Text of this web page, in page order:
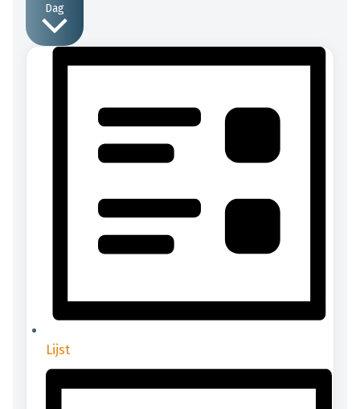
Dag
Lijst